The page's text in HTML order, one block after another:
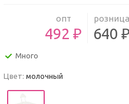
опт
492 ₽
розница
640
Много
Цвет: молочный